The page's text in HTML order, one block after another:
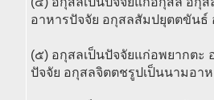
อาหารปัจจัย อกุสลสัมปยุตตขันธ์
(๕) อกุสลเป็นปัจจัยแก่อพยากต
ปัจจัย อกุสลจิตตชรูปเป็นนามอา